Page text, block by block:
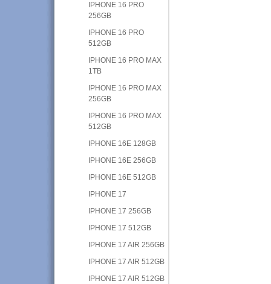
IPHONE 16 PRO
256GB
IPHONE 16 PRO
512GB
IPHONE 16 PRO MAX
1TB
IPHONE 16 PRO MAX
256GB
IPHONE 16 PRO MAX
512GB
IPHONE 16E 128GB
IPHONE 16E 256GB
IPHONE 16E 512GB
IPHONE 17
IPHONE 17 256GB
IPHONE 17 512GB
IPHONE 17 AIR 256GB
IPHONE 17 AIR 512GB
IPHONE 17 AIR 512GB